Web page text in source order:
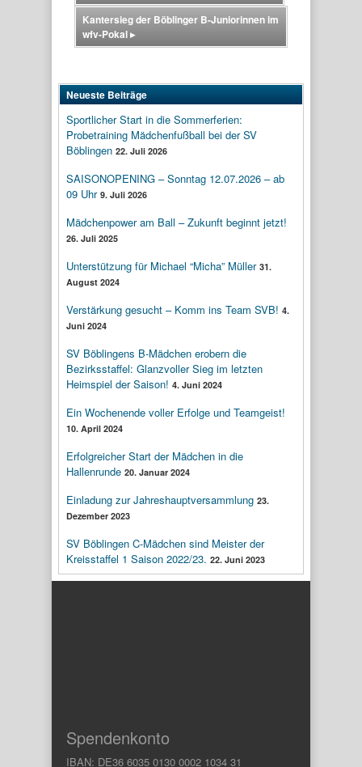
Kantersieg der Böblinger B-Juniorinnen im
wfv-Pokal▸
Neueste Beiträge
Sportlicher Start in die Sommerferien:
Probetraining Mädchenfußball bei der SV
Böblingen 22. Juli 2026
SAISONOPENING – Sonntag 12.07.2026 – ab
09 Uhr 9. Juli 2026
Mädchenpower am Ball – Zukunft beginnt jetzt!
26. Juli 2025
Unterstützung für Michael “Micha” Müller 31.
August 2024
Verstärkung gesucht – Komm ins Team SVB! 4.
Juni 2024
SV Böblingens B-Mädchen erobern die
Bezirksstaffel: Glanzvoller Sieg im letzten
Heimspiel der Saison! 4. Juni 2024
Ein Wochenende voller Erfolge und Teamgeist!
10. April 2024
Erfolgreicher Start der Mädchen in die
Hallenrunde 20. Januar 2024
Einladung zur Jahreshauptversammlung 23.
Dezember 2023
SV Böblingen C-Mädchen sind Meister der
Kreisstaffel 1 Saison 2022/23. 22. Juni 2023
Spendenkonto
IBAN: DE36 6035 0130 0002 1034 31